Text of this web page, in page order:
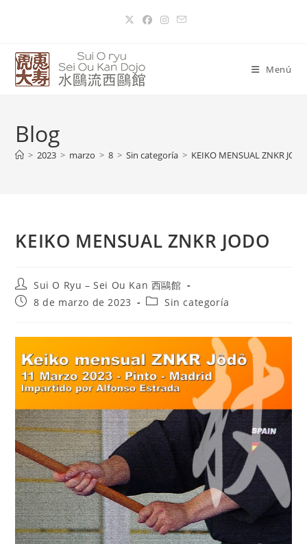
Menú
Blog
> 2023 > marzo > 8 > Sin categoría > KEIKO MENSUAL ZNKR
KEIKO MENSUAL ZNKR JODO
Sui O Ryu – Sei Ou Kan 西鷗館
8 de marzo de 2023
Sin categoría